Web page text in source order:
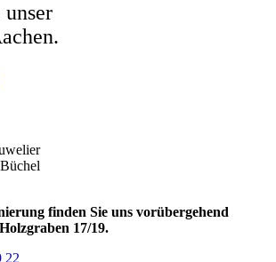
unser
finden Sie uns vorübergehend
17/19.
22